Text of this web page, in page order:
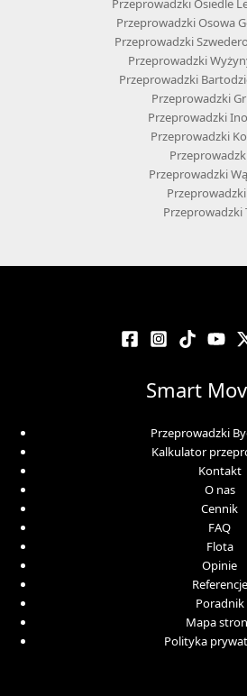
Przeprowadzki Osiedle
Przeprowadzki Osowa
Przeprowadzki
Przeprowadzki
Przeprowadzki
Przeprowadzki
Przeprowadzki
Przeprowadzki
Przeprowadzki
Przeprowadzki
Smart
Przeprowadzki
Kalkulator
Kontakt
O nas
Cennik
FAQ
Flota
Opinie
Referencje
Poradnik
Mapa
Polityka